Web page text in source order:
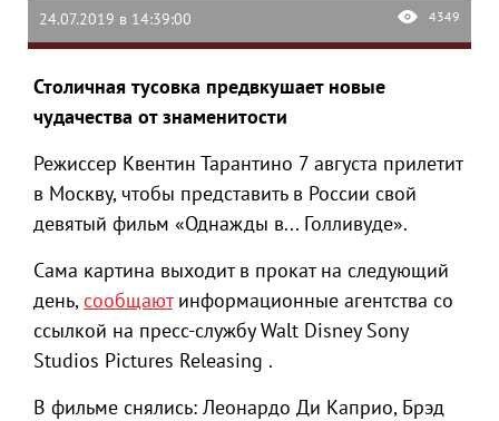
24.07.2019 в 14:39:00 4349
Столичная тусовка предвкушает новые
чудачества от знаменитости
Режиссер Квентин Тарантино 7 августа прилетит
в Москву, чтобы представить в России свой
девятый фильм «Однажды в... Голливуде».
Сама картина выходит в прокат на следующий
день, сообщаютинформационные агентства со
ссылкой на пресс-службу Walt Disney Sony
Studios Pictures Releasing .
В фильме снялись: Леонардо Ди Каприо, Брэд